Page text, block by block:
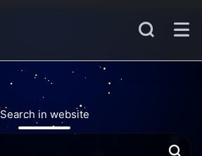
Search in website